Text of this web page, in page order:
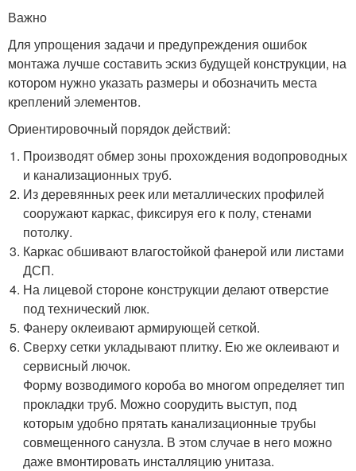
Важно
Для упрощения задачи и предупреждения ошибок
монтажа лучше составить эскиз будущей конструкции, на
котором нужно указать размеры и обозначить места
креплений элементов.
Ориентировочный порядок действий:
Производят обмер зоны прохождения водопроводных
и канализационных труб.
Из деревянных реек или металлических профилей
сооружают каркас, фиксируя его к полу, стенами
потолку.
Каркас обшивают влагостойкой фанерой или листами
ДСП.
На лицевой стороне конструкции делают отверстие
под технический люк.
Фанеру оклеивают армирующей сеткой.
Сверху сетки укладывают плитку. Ею же оклеивают и
сервисный лючок.
Форму возводимого короба во многом определяет тип
прокладки труб. Можно соорудить выступ, под
которым удобно прятать канализационные трубы
совмещенного санузла. В этом случае в него можно
даже вмонтировать инсталляцию унитаза.